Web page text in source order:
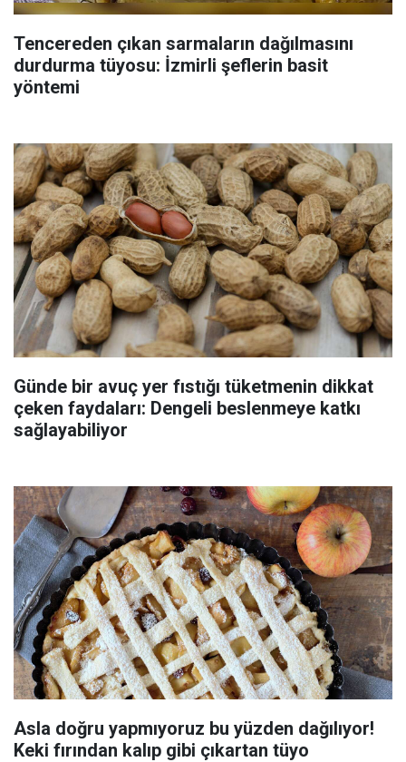
Tencereden çıkan sarmaların dağılmasını
durdurma tüyosu: İzmirli şeflerin basit
yöntemi
Günde bir avuç yer fıstığı tüketmenin dikkat
çeken faydaları: Dengeli beslenmeye katkı
sağlayabiliyor
Asla doğru yapmıyoruz bu yüzden dağılıyor!
Keki fırından kalıp gibi çıkartan tüyo